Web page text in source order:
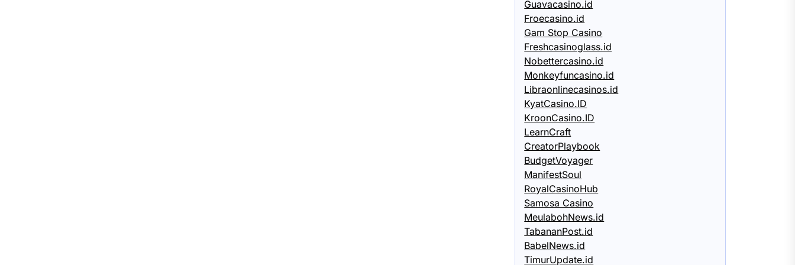
Guavacasino.id
Froecasino.id
Gam Stop Casino
Freshcasinoglass.id
Nobettercasino.id
Monkeyfuncasino.id
Libraonlinecasinos.id
KyatCasino.ID
KroonCasino.ID
LearnCraft
CreatorPlaybook
BudgetVoyager
ManifestSoul
RoyalCasinoHub
Samosa Casino
MeulabohNews.id
TabananPost.id
BabelNews.id
TimurUpdate.id